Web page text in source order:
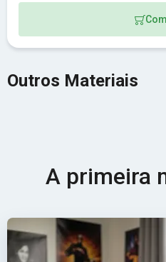
Outros Materiais
A primeira